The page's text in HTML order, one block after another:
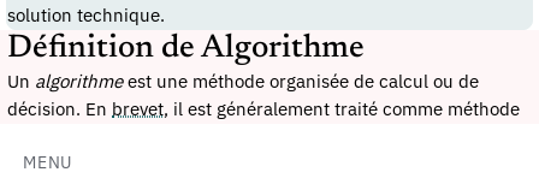
MENU
solution technique.
Définition de Algorithme
Un algorithmeest une méthode organisée de calcul ou de
décision. En brevet, il est généralement traité comme méthode
contribuer à une invention si son usage produit un effet